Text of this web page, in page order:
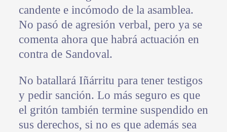
candente e incómodo de la asamblea.
No pasó de agresión verbal, pero ya se
comenta ahora que habrá actuación en
contra de Sandoval.
No batallará Iñárritu para tener testigos
y pedir sanción. Lo más seguro es que
el gritón también termine suspendido en
sus derechos, si no es que además sea